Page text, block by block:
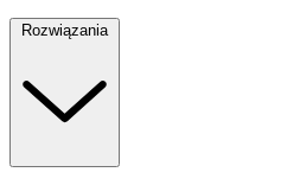
Rozwiązania